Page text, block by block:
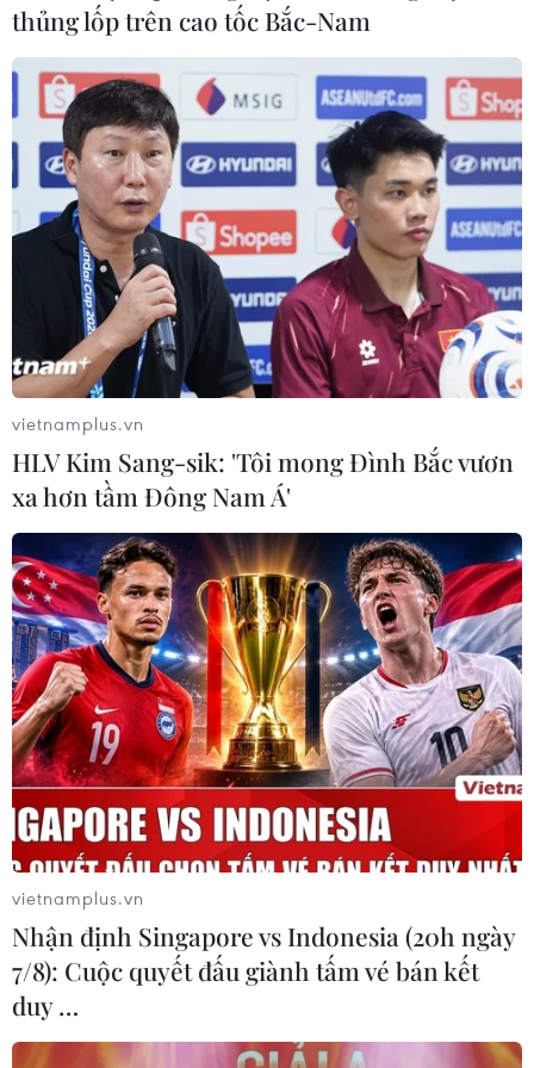
24/05/2026 22:40
Tổng thống Masoud Pezeshkian khẳng định Iran không
mong muốn có bất ổn trong khu vực và Israel mới là
bên tìm cách gây mất ổn định tại Trung Đông.
thủng lốp trên cao tốc Bắc-Nam
vietnamplus.vn
HLV Kim Sang-sik: 'Tôi mong Đình Bắc vươn
xa hơn tầm Đông Nam Á'
vietnamplus.vn
Nhận định Singapore vs Indonesia (20h ngày
7/8): Cuộc quyết đấu giành tấm vé bán kết
duy …